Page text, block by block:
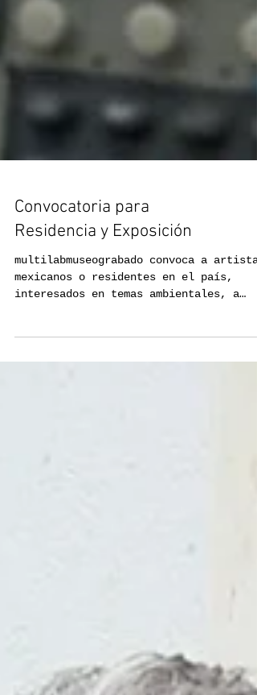
Convocatoria para
Residencia y Exposición
multilabmuseograbado convoca a